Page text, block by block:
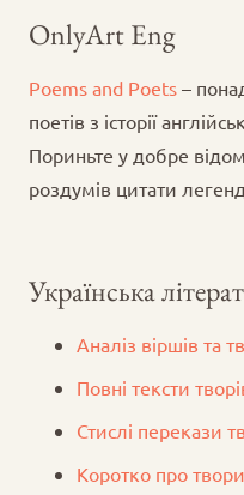
OnlyArt Eng
Poems and Poets –
поетів з історії
Пориньте у добре
роздумів цитати
Українська
Аналіз віршів та
Повні тексти
Стислі перекази
Коротко про твори